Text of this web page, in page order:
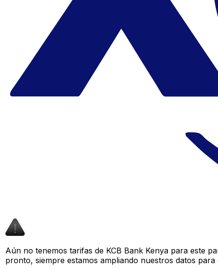
Aún no tenemos tarifas de KCB Bank Kenya para este
pronto, siempre estamos ampliando nuestros datos